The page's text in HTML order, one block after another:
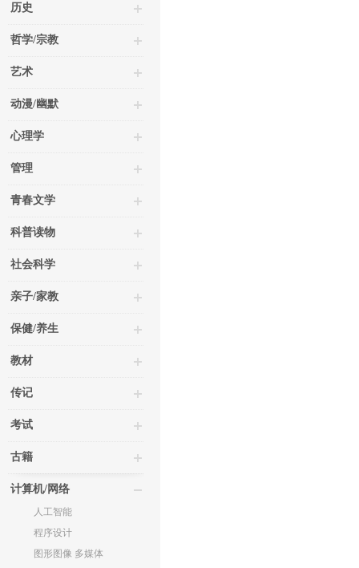
历史
哲学/宗教
艺术
动漫/幽默
心理学
管理
青春文学
科普读物
社会科学
亲子/家教
保健/养生
教材
传记
考试
古籍
计算机/网络
人工智能
程序设计
图形图像 多媒体